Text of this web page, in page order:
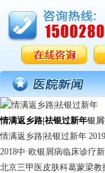
情满返乡路|祛银过新年银
情满返乡路|祛银过新年
2018中·欧银屑病临床诊疗
北京三甲医皮肤科葛蒙梁教